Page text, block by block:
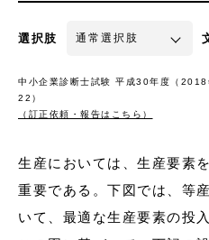
選択肢
中小企業診断士試験 平成30年度（
22）
（訂正依頼・報告はこちら）
生産においては、生産要素
重要である。下図では、等
いて、最適な生産要素の投